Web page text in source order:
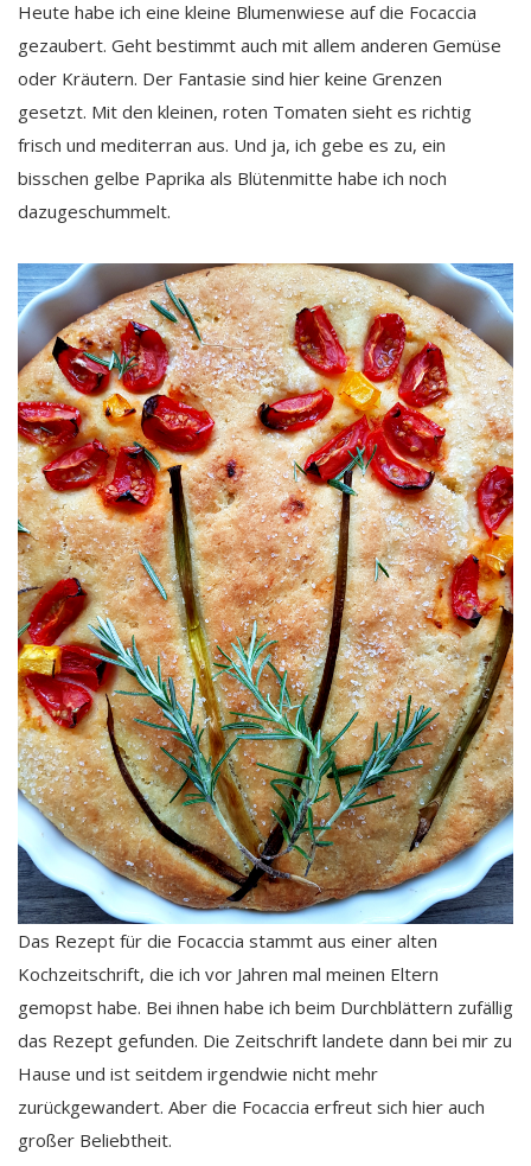
Heute habe ich eine kleine Blumenwiese auf die Focaccia
gezaubert. Geht bestimmt auch mit allem anderen Gemüse
oder Kräutern. Der Fantasie sind hier keine Grenzen
gesetzt. Mit den kleinen, roten Tomaten sieht es richtig
frisch und mediterran aus. Und ja, ich gebe es zu, ein
bisschen gelbe Paprika als Blütenmitte habe ich noch
dazugeschummelt.
Das Rezept für die Focaccia stammt aus einer alten
Kochzeitschrift, die ich vor Jahren mal meinen Eltern
gemopst habe. Bei ihnen habe ich beim Durchblättern zufällig
das Rezept gefunden. Die Zeitschrift landete dann bei mir zu
Hause und ist seitdem irgendwie nicht mehr
zurückgewandert. Aber die Focaccia erfreut sich hier auch
großer Beliebtheit.